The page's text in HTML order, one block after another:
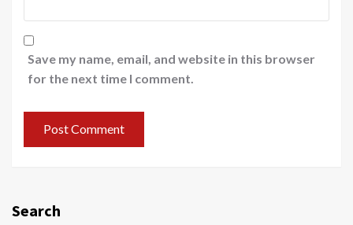
Save my name, email, and website in this browser
for the next time I comment.
Search